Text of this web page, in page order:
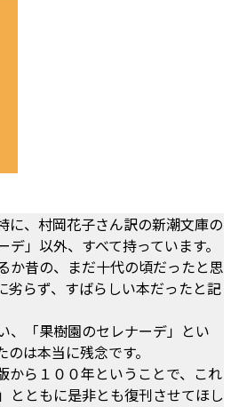
に、村岡花子さん訳の新潮文庫の
」以外、すべて持っています。
か昔の、まだ十代の頃だったと思
劣らず、すばらしい本だったと記
、「果樹園のセレナーデ」とい
は本当に残念です。
から１００年ということで、これ
とともに是非とも復刊させてほし